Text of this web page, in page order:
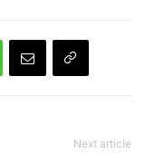
Next article